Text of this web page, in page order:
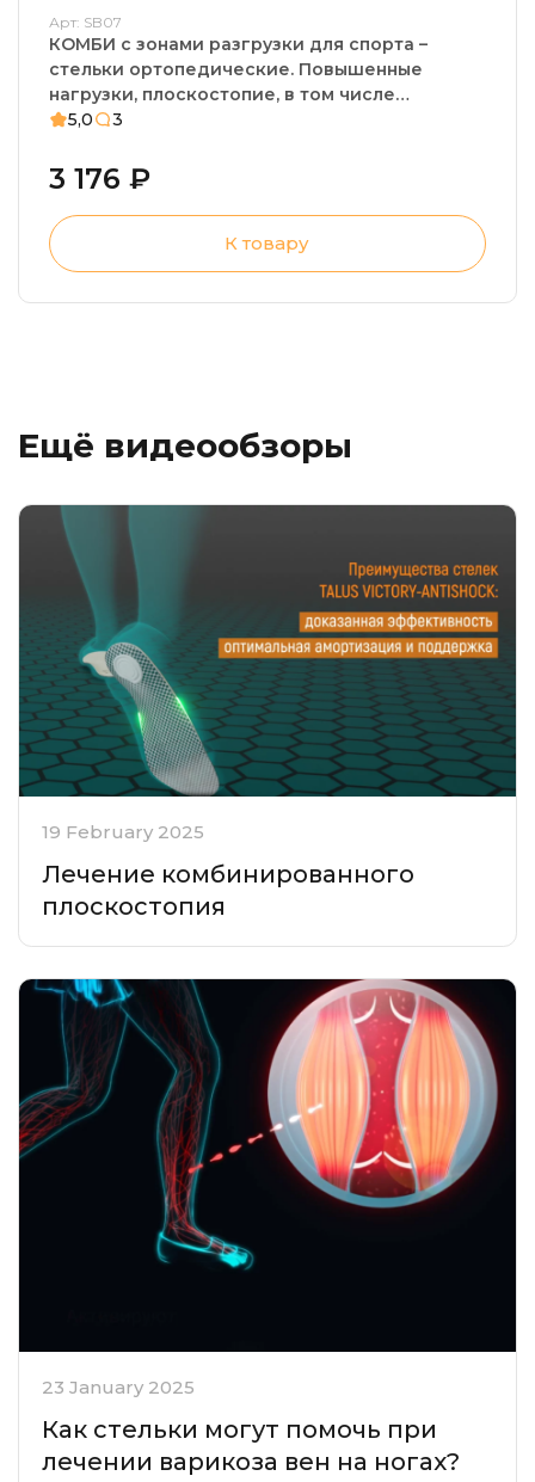
Арт: SB07
КОМБИ с зонами разгрузки для спорта –
стельки ортопедические. Повышенные
нагрузки, плоскостопие, в том числе
фиксированное
5,0 3
3 176 ₽
К товару
Ещё видеообзоры
19 February 2025
Лечение комбинированного
плоскостопия
23 January 2025
Как стельки могут помочь при
лечении варикоза вен на ногах?